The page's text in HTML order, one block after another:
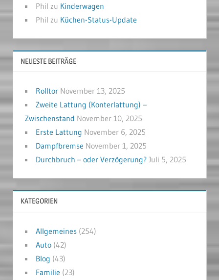
Phil zu Kinderwagen
Phil zu Küchen-Status-Update
NEUESTE BEITRÄGE
Rolltor November 13, 2025
Zweite Lattung (Konterlattung) –
Zwischenstand November 10, 2025
Erste Lattung November 6, 2025
Dampfbremse November 1, 2025
Durchbruch – oder Verzögerung? Juli 5, 2025
KATEGORIEN
Allgemeines(254)
Auto(42)
Blog (43)
Familie (23)